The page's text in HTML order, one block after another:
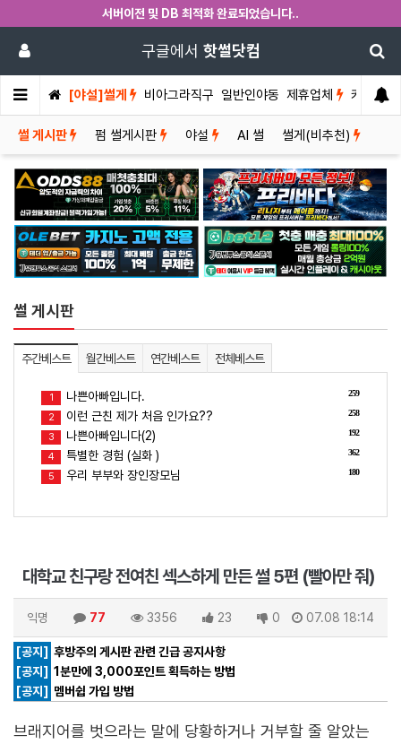
서버이전 및 DB 최적화 완료되었습니다..
구글에서 핫썰닷컴
[야설]썰게 비아그라직구 일반인야동 제휴업체 커뮤니티
썰 게시판 펌 썰게시판 야설 AI 썰 썰게(비추천)
썰 게시판
주간베스트 월간베스트 연간베스트 전체베스트
259
1 나쁜아빠입니다.
258
2 이런 근친 제가 처음 인가요??
192
3 나쁜아빠입니다(2)
362
4 특별한 경험 (실화 )
180
5 우리 부부와 장인장모님
대학교 친구랑 전여친 섹스하게 만든 썰 5편 (빨아만 줘)
익명 77 3356 23 0 07.08 18:14
[공지] 후방주의 게시판 관련 긴급 공지사항
[공지] 1분만에 3,000포인트 획득하는 방법
[공지]
멤버쉽 가입 방법
브래지어를 벗으라는 말에 당황하거나 거부할 줄 알았는